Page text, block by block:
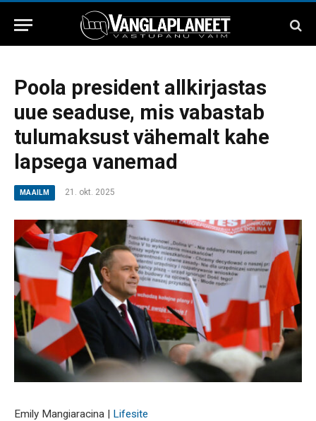
Poola president allkirjastas
uue seaduse, mis vabastab
tulumaksust vähemalt kahe
lapsega vanemad
MAAILM 21. okt. 2025
Emily Mangiaracina | Lifesite